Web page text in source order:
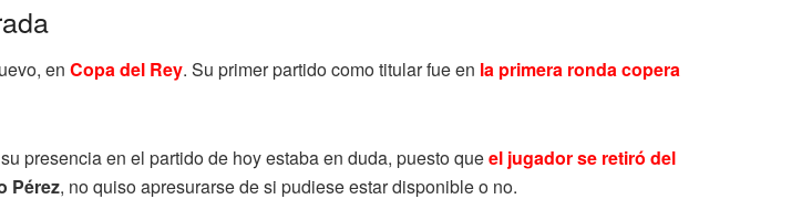
en Copa del Rey. Su primer partido como titular fue en la primera ronda copera
presencia en el partido de hoy estaba en duda, puesto queel jugador se retiró del
Pérez, no quiso apresurarse de si pudiese estar disponible o no.